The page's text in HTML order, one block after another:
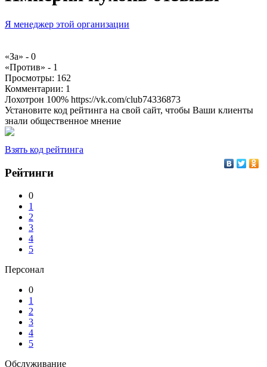
Я менеджер этой организации
«За» - 0
«Против» - 1
Просмотры: 162
Комментарии: 1
Лохотрон 100% https://vk.com/club74336873
Установите код рейтинга на свой сайт, чтобы Ваши клиенты
знали общественное мнение
Взять код рейтинга
Рейтинги
0
1
2
3
4
5
Персонал
0
1
2
3
4
5
Обслуживание